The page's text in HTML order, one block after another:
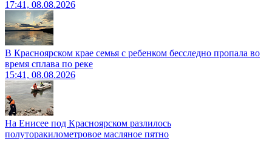
17:41, 08.08.2026
В Красноярском крае семья с ребенком бесследно пропала во
время сплава по реке
15:41, 08.08.2026
На Енисее под Красноярском разлилось
полуторакилометровое масляное пятно